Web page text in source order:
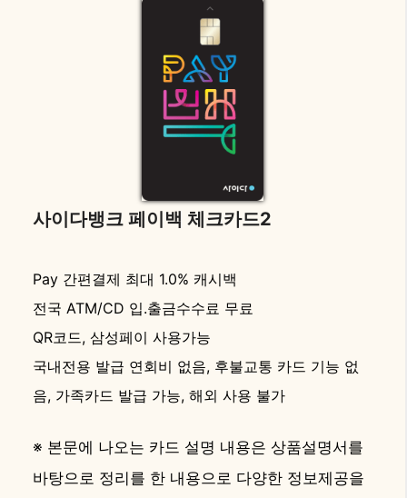
사이다뱅크 페이백 체크카드2
Pay 간편결제 최대 1.0% 캐시백
전국 ATM/CD 입.출금수수료 무료
QR코드, 삼성페이 사용가능
국내전용 발급 연회비 없음, 후불교통 카드 기능 없
음, 가족카드 발급 가능, 해외 사용 불가
※ 본문에 나오는 카드 설명 내용은 상품설명서를
바탕으로 정리를 한 내용으로 다양한 정보제공을